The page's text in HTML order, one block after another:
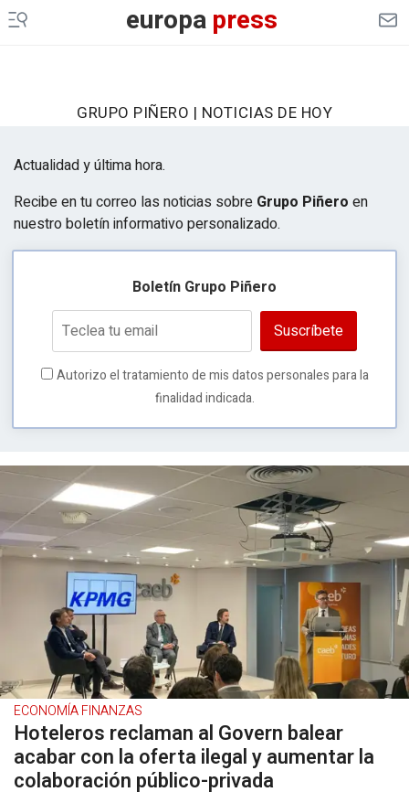
europapress
GRUPO PIÑERO | NOTICIAS DE HOY
Actualidad y última hora.
Recibe en tu correo las noticias sobre Grupo Piñero en
nuestro boletín informativo personalizado.
Boletín Grupo Piñero
Suscríbete
Autorizo el tratamiento de mis datos personales para la
finalidad indicada.
ECONOMÍA FINANZAS
Hoteleros reclaman al Govern balear
acabar con la oferta ilegal y aumentar la
colaboración público-privada